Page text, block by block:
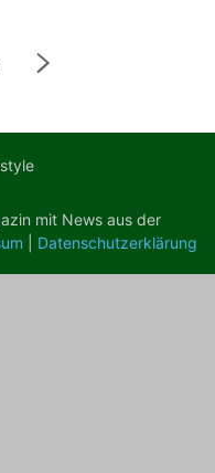
mit News aus der
Datenschutzerklärung